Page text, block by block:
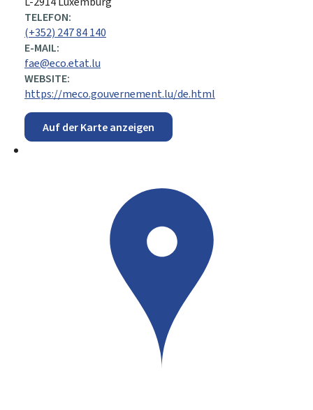
TELEFON:
(+352) 247 84 140
E-MAIL:
fae@eco.etat.lu
WEBSITE:
https://meco.gouvernement.lu/de.html
Auf der Karte anzeigen